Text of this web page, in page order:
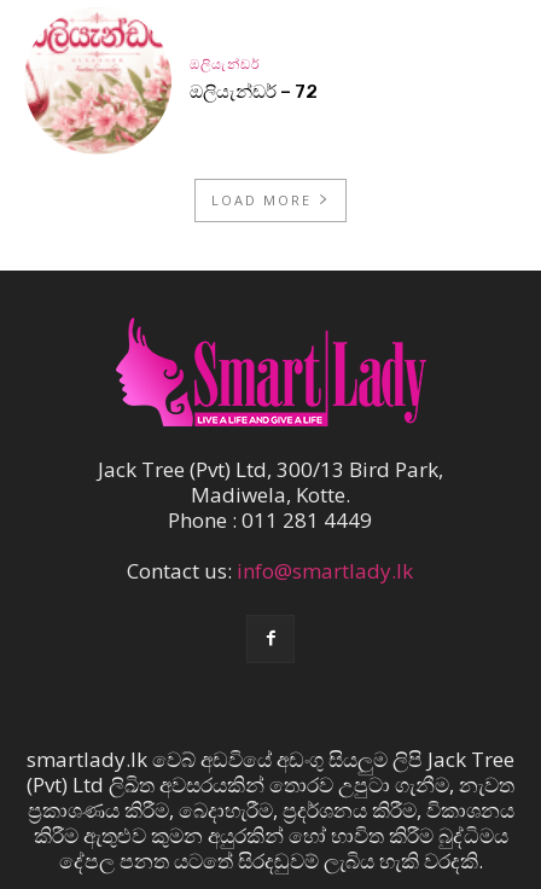
ඔලියැන්ඩර්
ඔලියැන්ඩර් – 72
LOAD MORE
Jack Tree (Pvt) Ltd, 300/13 Bird Park,
Madiwela, Kotte.
Phone : 011 281 4449
Contact us: info@smartlady.lk
smartlady.lk වෙබ් අඩවියේ අඩංගු සියලුම ලිපි Jack Tree
(Pvt) Ltd ලිඛිත අවසරයකින් තොරව උපුටා ගැනීම, නැවත
ප්‍රකාශණය කිරීම, බෙදාහැරීම, ප්‍රදර්ශනය කිරීම, විකාශනය
කිරීම ඇතුළුව කුමන අයුරකින් හෝ භාවිත කිරීම බුද්ධිමය
දේපල පනත යටතේ සිරදඬුවම් ලැබිය හැකි වරදකි.